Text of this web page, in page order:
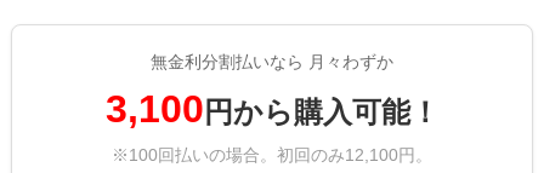
無金利分割払いなら 月々わずか
3,100 円から購入可能！
※100回払いの場合。初回のみ12,100円。